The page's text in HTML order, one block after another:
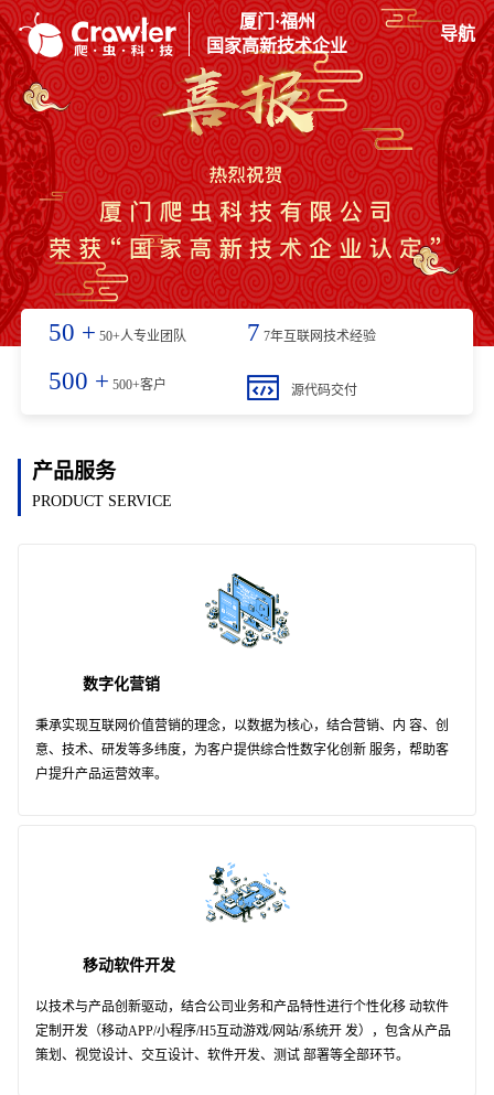
厦门·福州
国家高新技术企业
导航
50 + 50+人专业团队 7 7年互联网技术经验
500 + 500+客户 源代码交付
产品服务
PRODUCT SERVICE
数字化营销
秉承实现互联网价值营销的理念，以数据为核心，结合营销、内 容、创
意、技术、研发等多纬度，为客户提供综合性数字化创新 服务，帮助客
户提升产品运营效率。
移动软件开发
以技术与产品创新驱动，结合公司业务和产品特性进行个性化移 动软件
定制开发（移动APP/小程序/H5互动游戏/网站/系统开 发），包含从产品
策划、视觉设计、交互设计、软件开发、测试 部署等全部环节。